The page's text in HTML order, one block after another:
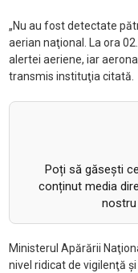
„Nu au fost detectate
aerian naţional. La ora
alertei aeriene, iar
transmis instituţia citată.
Poți să găsești
conținut media
nostru
Ministerul Apărării
nivel ridicat de vigilenţă